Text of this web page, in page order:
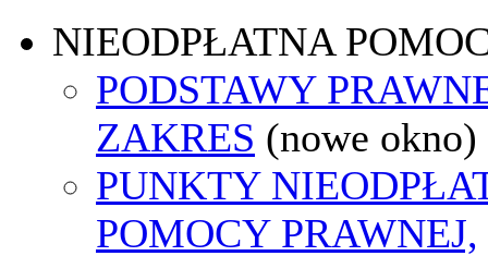
NIEODPŁATNA
PODSTAWY
ZAKRES (nowe okno)
PUNKTY
POMOCY PRAWNEJ,